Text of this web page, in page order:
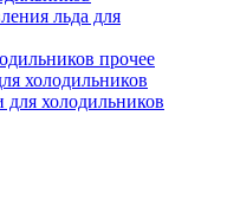
льда для
прочее
холодильников
холодильников